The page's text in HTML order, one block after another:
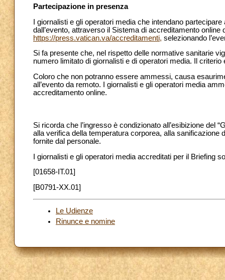
Partecipazione in presenza
I giornalisti e gli operatori media che intendano
dall’evento, attraverso il Sistema di accreditamento online
https://press.vatican.va/accreditamenti, selezionando
Si fa presente che, nel rispetto delle normative sanitarie
numero limitato di giornalisti e di operatori media. Il
Coloro che non potranno essere ammessi, causa
all’evento da remoto. I giornalisti e gli operatori media
accreditamento online.
Si ricorda che l’ingresso è condizionato all’esibizione del
alla verifica della temperatura corporea, alla sanificazione
fornite dal personale.
I giornalisti e gli operatori media accreditati per il Briefing
[01658-IT.01]
[B0791-XX.01]
Le Udienze
Rinunce e nomine